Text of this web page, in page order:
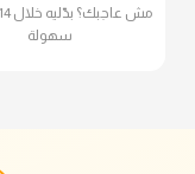
سهولة